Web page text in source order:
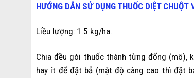
HƯỚNG DẪN SỬ DỤNG THUỐC DIỆT CHUỘT
Liều lượng: 1.5 kg/ha.
Chia đều gói thuốc thành từng đống (mô),
hay ít để đặt bả (mật độ càng cao thì đặt